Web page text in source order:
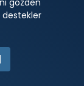
gözden
destekler